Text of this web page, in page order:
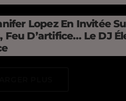
Lopez En Invitée
Feu D’artifice… Le DJ